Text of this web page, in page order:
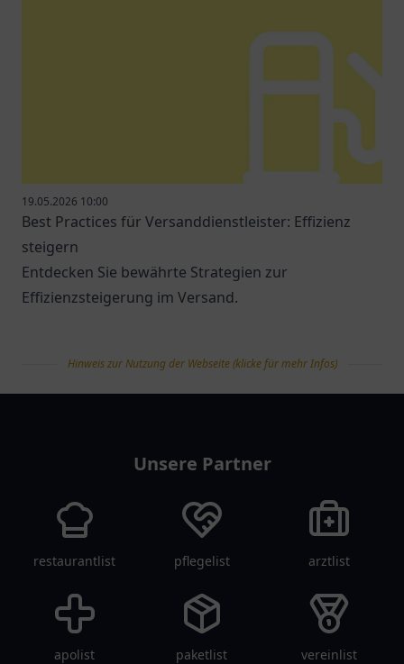
19.05.2026 10:00
Best Practices für Versanddienstleister: Effizienz
steigern
Entdecken Sie bewährte Strategien zur
Effizienzsteigerung im Versand.
Hinweis zur Nutzung der Webseite (klicke für mehr Infos)
Unsere Partner
restaurantlist pflegelist arztlist
apolist paketlist vereinlist